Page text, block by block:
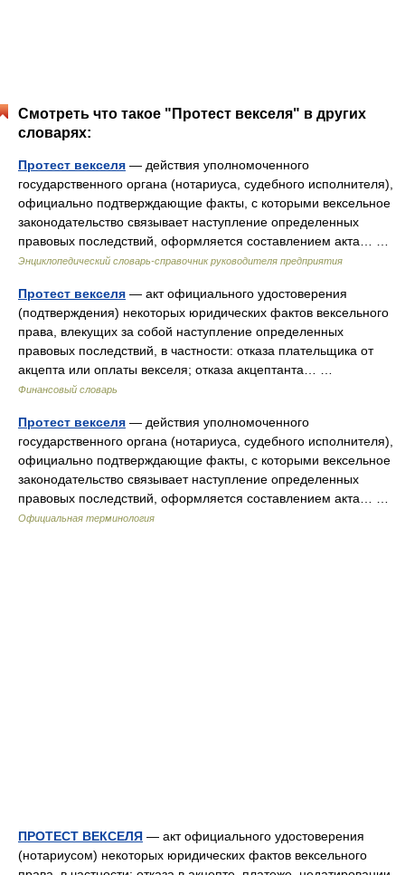
Смотреть что такое "Протест векселя" в других
словарях:
Протест векселя — действия уполномоченного
государственного органа (нотариуса, судебного исполнителя),
официально подтверждающие факты, с которыми вексельное
законодательство связывает наступление определенных
правовых последствий, оформляется составлением акта… …
Энциклопедический словарь-справочник руководителя предприятия
Протест векселя — акт официального удостоверения
(подтверждения) некоторых юридических фактов вексельного
права, влекущих за собой наступление определенных
правовых последствий, в частности: отказа плательщика от
акцепта или оплаты векселя; отказа акцептанта… …
Финансовый словарь
Протест векселя — действия уполномоченного
государственного органа (нотариуса, судебного исполнителя),
официально подтверждающие факты, с которыми вексельное
законодательство связывает наступление определенных
правовых последствий, оформляется составлением акта… …
Официальная терминология
ПРОТЕСТ ВЕКСЕЛЯ — акт официального удостоверения
(нотариусом) некоторых юридических фактов вексельного